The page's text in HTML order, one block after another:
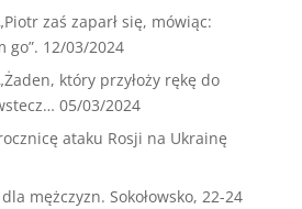
zaś zaparł się, mówiąc:
go”. 12/03/2024
który przyłoży rękę do
05/03/2024
ataku Rosji na Ukrainę
mężczyzn. Sokołowsko, 22-24